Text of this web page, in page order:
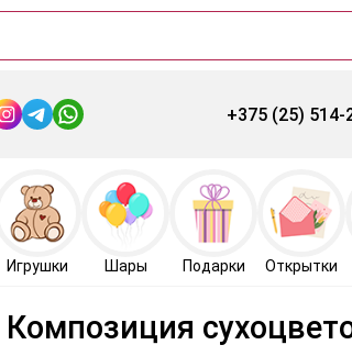
+375 (25) 514-
Игрушки Шары Подарки Открытки
Композиция